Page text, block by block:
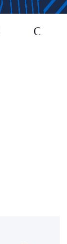
Сезон